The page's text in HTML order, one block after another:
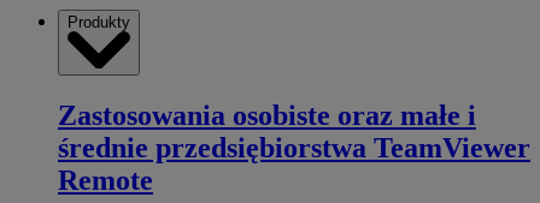
Produkty
Zastosowania osobiste oraz małe i
średnie przedsiębiorstwa TeamViewer
Remote